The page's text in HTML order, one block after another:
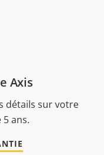
Axis
détails sur votre
ans.